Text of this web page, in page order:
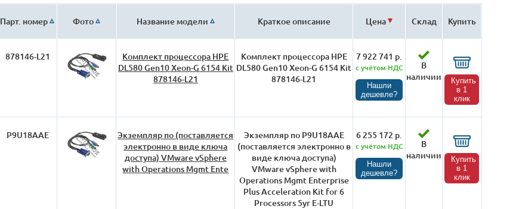
Парт. номер Фото Название модели Краткое описание Цена Склад Купить
878146-L21
Комплект процессора HPE
DL580 Gen10 Xeon-G 6154 Kit
878146-L21
Комплект процессора HPE
DL580 Gen10 Xeon-G 6154 Kit
878146-L21
7 922 741 р.
с учётом НДС
Нашли
дешевле?
В
наличии
Купить
в 1
клик
P9U18AAE
Экземпляр по (поставляется
электронно в виде ключа
доступа) VMware vSphere
with Operations Mgmt Ente
Экземпляр по P9U18AAE
(поставляется электронно в
виде ключа доступа)
VMware vSphere with
Operations Mgmt Enterprise
Plus Acceleration Kit for 6
Processors 5yr E-LTU
6 255 172 р.
с учётом НДС
Нашли
дешевле?
В
наличии
Купить
в 1
клик